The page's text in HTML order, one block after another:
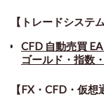
【トレードシステム
CFD 自動売買
ゴールド・指数
【FX・CFD・仮想